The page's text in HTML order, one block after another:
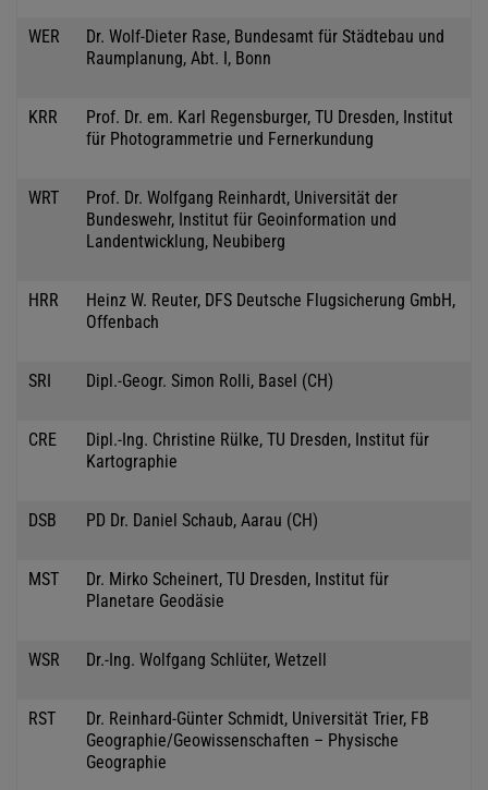
WER
Dr. Wolf-Dieter Rase, Bundesamt für Städtebau und
Raumplanung, Abt. I, Bonn
KRR
Prof. Dr. em. Karl Regensburger, TU Dresden, Institut
für Photogrammetrie und Fernerkundung
WRT
Prof. Dr. Wolfgang Reinhardt, Universität der
Bundeswehr, Institut für Geoinformation und
Landentwicklung, Neubiberg
HRR
Heinz W. Reuter, DFS Deutsche Flugsicherung GmbH,
Offenbach
SRI Dipl.-Geogr. Simon Rolli, Basel (CH)
CRE
Dipl.-Ing. Christine Rülke, TU Dresden, Institut für
Kartographie
DSB PD Dr. Daniel Schaub, Aarau (CH)
MST
Dr. Mirko Scheinert, TU Dresden, Institut für
Planetare Geodäsie
WSR Dr.-Ing. Wolfgang Schlüter, Wetzell
RST
Dr. Reinhard-Günter Schmidt, Universität Trier, FB
Geographie/Geowissenschaften – Physische
Geographie